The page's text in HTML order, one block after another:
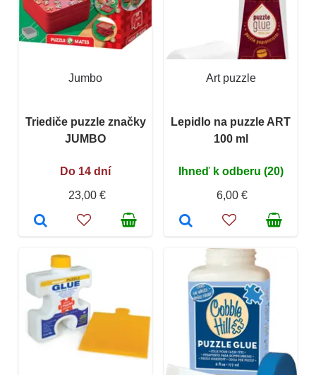
Jumbo
Triediče puzzle značky
JUMBO
Do 14 dní
23,00 €
Art puzzle
Lepidlo na puzzle ART
100 ml
Ihneď k odberu (20)
6,00 €